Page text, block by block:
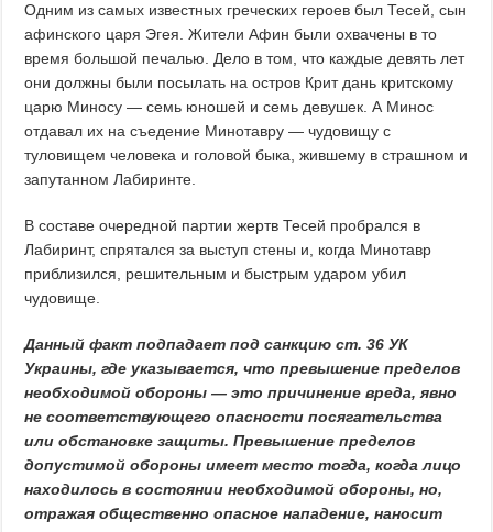
Одним из самых известных греческих героев был Тесей, сын
афинского царя Эгея. Жители Афин были охвачены в то
время большой печалью. Дело в том, что каждые девять лет
они должны были посылать на остров Крит дань критскому
царю Миносу — семь юношей и семь девушек. А Минос
отдавал их на съедение Минотавру — чудовищу с
туловищем человека и головой быка, жившему в страшном и
запутанном Лабиринте.
В составе очередной партии жертв Тесей пробрался в
Лабиринт, спрятался за выступ стены и, когда Минотавр
приблизился, решительным и быстрым ударом убил
чудовище.
Данный факт подпадает под санкцию ст. 36 УК
Украины, где указывается, что превышение пределов
необходимой обороны — это причинение вреда, явно
не соответствующего опасности посягательства
или обстановке защиты. Превышение пределов
допустимой обороны имеет место тогда, когда лицо
находилось в состоянии необходимой обороны, но,
отражая общественно опасное нападение, наносит